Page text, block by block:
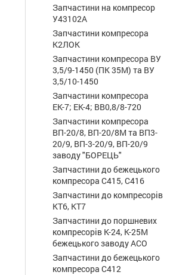
Запчастини на компресор
У43102А
Запчастини компресора
К2ЛОК
Запчастини компресора ВУ
3,5/9-1450 (ПК 35М) та ВУ
3,5/10-1450
Запчастини компресора
ЕК-7; ЕК-4; ВВ0,8/8-720
Запчастини компресора
ВП-20/8, ВП-20/8М та ВП3-
20/9, ВП-3-20/9, ВП-20/9
заводу "БОРЕЦЬ"
Запчастини до бежецького
компресора С415, С416
Запчастини до компресорів
КТ6, КТ7
Запчастини до поршневих
компресорів К-24, К-25М
бежецького заводу АСО
Запчастини до бежецького
компресора С412